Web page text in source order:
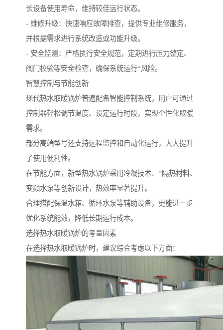
长设备使用寿命，维持较佳运行状态。
- 维修升级：快速响应故障排查，提供专业维修服务，
并根据需求进行系统改造或功能升级。
- 安全监测：严格执行安全规范，定期进行压力整定、
阀门校验等安全检查，确保系统运行*风险。
智慧控制与节能创新
现代热水取暖锅炉普遍配备智能控制系统，用户可通过
控制器轻松调节温度、设定运行时段，实现个性化取暖
需求。
部分高端型号还支持远程监控和自动化运行，大大提升
了使用便利性。
在节能方面，新型热水锅炉采用冷凝技术、*隔热材料、
变频水泵等创新设计，热效率显著提升。
合理搭配保温水箱、循环水泵等辅助设备，更能进一步
优化系统能效，降低长期运行成本。
选择热水取暖锅炉的考量因素
在选择热水取暖锅炉时，建议综合考虑以下方面：